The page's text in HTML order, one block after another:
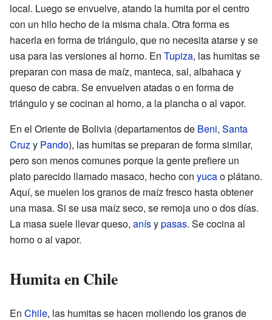
local. Luego se envuelve, atando la humita por el centro
con un hilo hecho de la misma chala. Otra forma es
hacerla en forma de triángulo, que no necesita atarse y se
usa para las versiones al horno. En Tupiza, las humitas se
preparan con masa de maíz, manteca, sal, albahaca y
queso de cabra. Se envuelven atadas o en forma de
triángulo y se cocinan al horno, a la plancha o al vapor.
En el Oriente de Bolivia (departamentos de Beni, Santa
Cruzy Pando), las humitas se preparan de forma similar,
pero son menos comunes porque la gente prefiere un
plato parecido llamado masaco, hecho con yucao plátano.
Aquí, se muelen los granos de maíz fresco hasta obtener
una masa. Si se usa maíz seco, se remoja uno o dos días.
La masa suele llevar queso, anísypasas. Se cocina al
horno o al vapor.
Humita en Chile
En Chile, las humitas se hacen moliendo los granos de